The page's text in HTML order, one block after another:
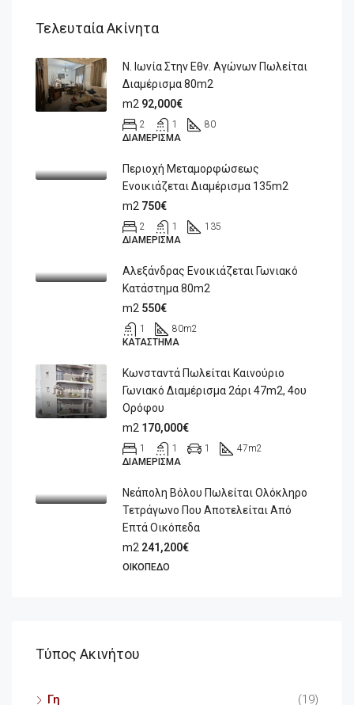
Τελευταία Ακίνητα
Ν. Ιωνία Στην Εθν. Αγώνων Πωλείται
Διαμέρισμα 80m2
m2 92,000€
2 1
80
ΔΙΑΜΈΡΙΣΜΑ
Περιοχή Μεταμορφώσεως
Ενοικιάζεται Διαμέρισμα 135m2
m2 750€
2 1
135
ΔΙΑΜΈΡΙΣΜΑ
Αλεξάνδρας Ενοικιάζεται Γωνιακό
Κατάστημα 80m2
m2 550€
1 80m2
ΚΑΤΆΣΤΗΜΑ
Κωνσταντά Πωλείται Καινούριο
Γωνιακό Διαμέρισμα 2άρι 47m2, 4ου
Ορόφου
m2 170,000€
1 1 1 47m2
ΔΙΑΜΈΡΙΣΜΑ
Νεάπολη Βόλου Πωλείται Ολόκληρο
Τετράγωνο Που Αποτελείται Από
Επτά Οικόπεδα
m2 241,200€
ΟΙΚΌΠΕΔΟ
Τύπος Ακινήτου
Γη
(19)